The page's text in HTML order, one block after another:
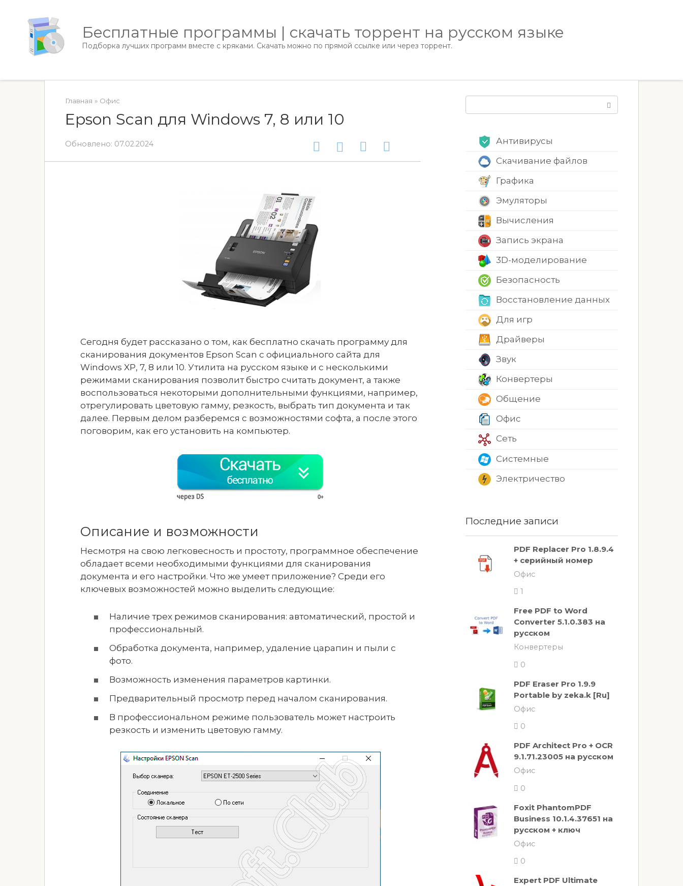
контенту
Бесплатные программы | скачать торрент на русском языке
Подборка лучших программ вместе с кряками. Скачать можно по прямой ссылке или через торрент.
Главная » Офис
Epson Scan для Windows 7, 8 или 10
Обновлено: 07.02.2024
Сегодня будет рассказано о том, как бесплатно скачать программу для
сканирования документов Epson Scan с официального сайта для
Windows XP, 7, 8 или 10. Утилита на русском языке и с несколькими
режимами сканирования позволит быстро считать документ, а также
воспользоваться некоторыми дополнительными функциями, например,
отрегулировать цветовую гамму, резкость, выбрать тип документа и так
далее. Первым делом разберемся с возможностями софта, а после этого
поговорим, как его установить на компьютер.
Описание и возможности
Несмотря на свою легковесность и простоту, программное обеспечение
обладает всеми необходимыми функциями для сканирования
документа и его настройки. Что же умеет приложение? Среди его
ключевых возможностей можно выделить следующие:
Наличие трех режимов сканирования: автоматический, простой и
профессиональный.
Обработка документа, например, удаление царапин и пыли с
фото.
Возможность изменения параметров картинки.
Предварительный просмотр перед началом сканирования.
В профессиональном режиме пользователь может настроить
резкость и изменить цветовую гамму.
Антивирусы
Скачивание файлов
Графика
Эмуляторы
Вычисления
Запись экрана
3D-моделирование
Безопасность
Восстановление данных
Для игр
Драйверы
Звук
Конвертеры
Общение
Офис
Сеть
Системные
Электричество
Последние записи
PDF Replacer Pro 1.8.9.4
+ серийный номер
Офис
1
Free PDF to Word
Converter 5.1.0.383 на
русском
Конвертеры
0
PDF Eraser Pro 1.9.9
Portable by zeka.k [Ru]
Офис
0
PDF Architect Pro + OCR
9.1.71.23005 на русском
Офис
0
Foxit PhantomPDF
Business 10.1.4.37651 на
русском + ключ
Офис
0
Expert PDF Ultimate